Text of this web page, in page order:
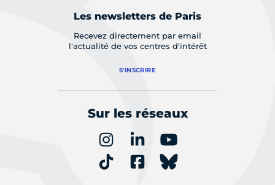
Les newsletters de Paris
Recevez directement par email
l'actualité de vos centres d'intérêt
S'INSCRIRE
Sur les réseaux